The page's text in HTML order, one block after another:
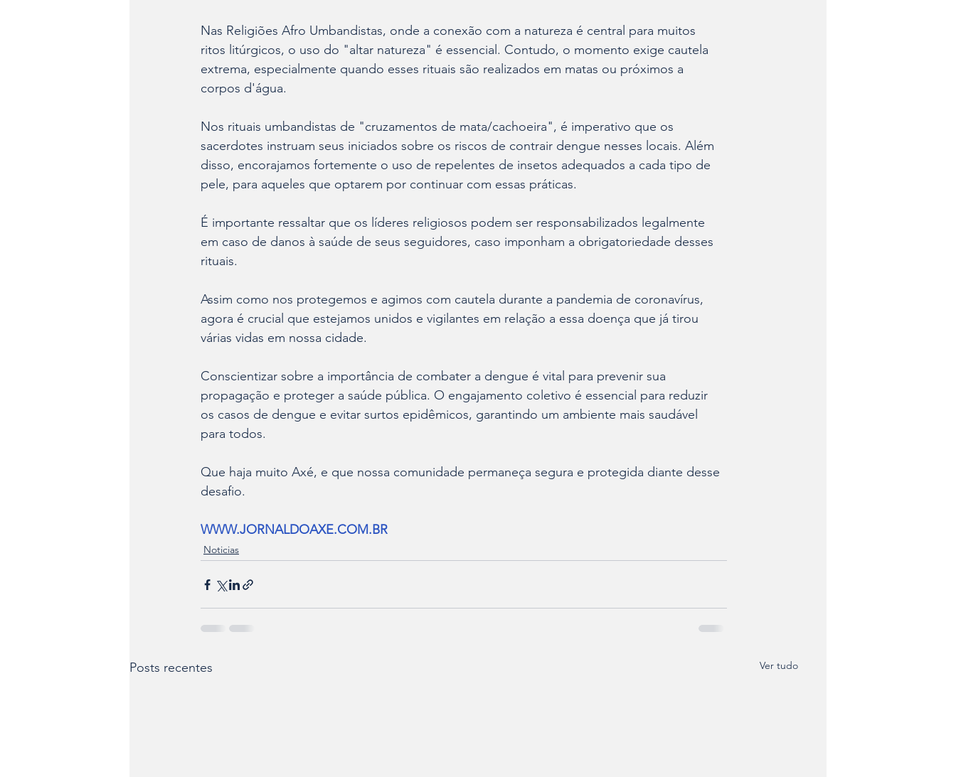
Nas Religiões Afro Umbandistas, onde a conexão com a natureza é central para muitos
ritos litúrgicos, o uso do "altar natureza" é essencial. Contudo, o momento exige cautela
extrema, especialmente quando esses rituais são realizados em matas ou próximos a
corpos d'água.
Nos rituais umbandistas de "cruzamentos de mata/cachoeira", é imperativo que os
sacerdotes instruam seus iniciados sobre os riscos de contrair dengue nesses locais. Além
disso, encorajamos fortemente o uso de repelentes de insetos adequados a cada tipo de
pele, para aqueles que optarem por continuar com essas práticas.
É importante ressaltar que os líderes religiosos podem ser responsabilizados legalmente
em caso de danos à saúde de seus seguidores, caso imponham a obrigatoriedade desses
rituais.
Assim como nos protegemos e agimos com cautela durante a pandemia de coronavírus,
agora é crucial que estejamos unidos e vigilantes em relação a essa doença que já tirou
várias vidas em nossa cidade.
Conscientizar sobre a importância de combater a dengue é vital para prevenir sua
propagação e proteger a saúde pública. O engajamento coletivo é essencial para reduzir
os casos de dengue e evitar surtos epidêmicos, garantindo um ambiente mais saudável
para todos.
Que haja muito Axé, e que nossa comunidade permaneça segura e protegida diante desse
desafio.
WWW.JORNALDOAXE.COM.BR
Noticias
Posts recentes Ver tudo